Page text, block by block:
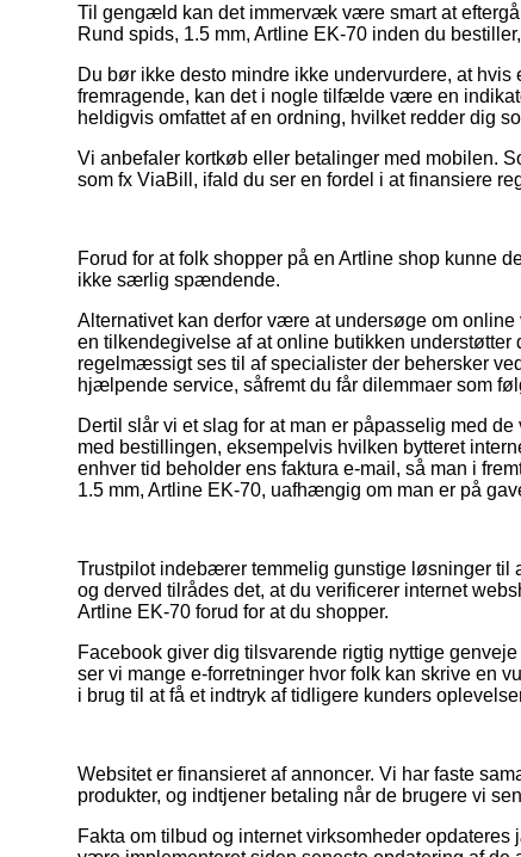
Til gengæld kan det immervæk være smart at
Rund spids, 1.5 mm, Artline EK-70 inden du
Du bør ikke desto mindre ikke undervurdere, at
fremragende, kan det i nogle tilfælde være en
heldigvis omfattet af en ordning, hvilket redder dig
Vi anbefaler kortkøb eller betalinger med mobilen.
som fx ViaBill, ifald du ser en fordel i at finansiere
Forud for at folk shopper på en Artline shop kunne
ikke særlig spændende.
Alternativet kan derfor være at undersøge om
en tilkendegivelse af at online butikken
regelmæssigt ses til af specialister der behersker
hjælpende service, såfremt du får dilemmaer som
Dertil slår vi et slag for at man er påpasselig med
med bestillingen, eksempelvis hvilken bytteret
enhver tid beholder ens faktura e-mail, så man i
1.5 mm, Artline EK-70, uafhængig om man er på
Trustpilot indebærer temmelig gunstige løsninger
og derved tilrådes det, at du verificerer internet
Artline EK-70 forud for at du shopper.
Facebook giver dig tilsvarende rigtig nyttige
ser vi mange e-forretninger hvor folk kan skrive en
i brug til at få et indtryk af tidligere kunders
Websitet er finansieret af annoncer. Vi har faste
produkter, og indtjener betaling når de brugere vi
Fakta om tilbud og internet virksomheder